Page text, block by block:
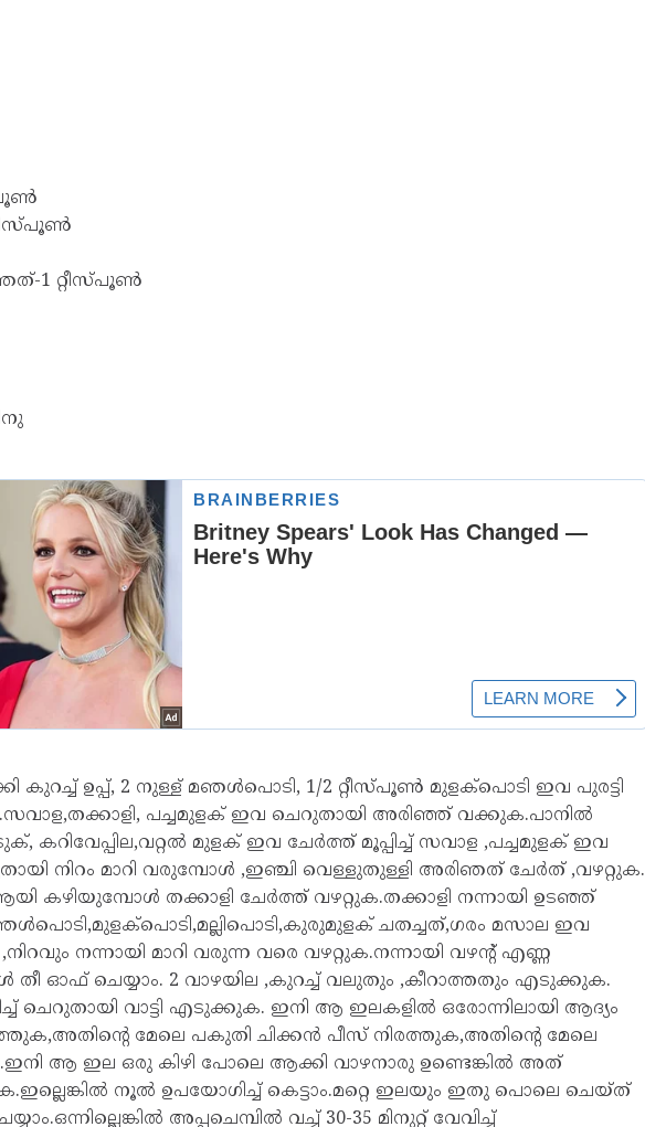
1 റ്റീസ്പൂൺ
കുറച്ച് ഉപ്പ്, 2 നുള്ള് മഞൾപൊടി, 1/2 റ്റീസ്പൂൺ മുളക്പൊടി ഇവ പുരട്ടി
പച്ചമുളക് ഇവ ചെറുതായി അരിഞ്ഞ് വക്കുക.പാനിൽ
കറിവേപ്പില,വറ്റൽ മുളക് ഇവ ചേർത്ത് മൂപ്പിച്ച് സവാള ,പച്ചമുളക് ഇവ
നിറം മാറി വരുമ്പോൾ ,ഇഞ്ചി വെള്ളുതുള്ളി അരിഞത് ചേർത് ,വഴറ്റുക.
കഴിയുമ്പോൾ തക്കാളി ചേർത്ത് വഴറ്റുക.തക്കാളി നന്നായി ഉടഞ്ഞ്
ചതച്ചത്,ഗരം മസാല ഇവ
നന്നായി മാറി വരുന്ന വരെ വഴറ്റുക.നന്നായി വഴന്റ് എണ്ണ
ഓഫ് ചെയ്യാം. 2 വാഴയില ,കുറച്ച് വലുതും ,കീറാത്തതും എടുക്കുക.
ചെറുതായി വാട്ടി എടുക്കുക. ഇനി ആ ഇലകളിൽ ഒരോന്നിലായി ആദ്യം
മേലെ പകുതി ചിക്കൻ പീസ് നിരത്തുക,അതിന്റെ മേലെ
ആ ഇല ഒരു കിഴി പോലെ ആക്കി വാഴനാരു ഉണ്ടെങ്കിൽ അത്
നൂൽ ഉപയോഗിച്ച് കെട്ടാം.മറ്റെ ഇലയും ഇതു പൊലെ ചെയ്ത്
അപ്പചെമ്പിൽ വച്ച് 30-35 മിനുറ്റ് വേവിച്ച്